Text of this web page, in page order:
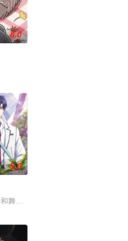
团活动。这群女孩，以及这个乐团
日常世界！依旧针锋相对、冲突不
口相传为“窥之生厄、亵之招祟”
8.0
“小不点三人组”。平太郎开朗活泼
、魔法师、盗贼、商人、猎人、
，同时担任孤儿的监护人，渐渐
5.0
舞会等在原作中广受欢迎的篇章，